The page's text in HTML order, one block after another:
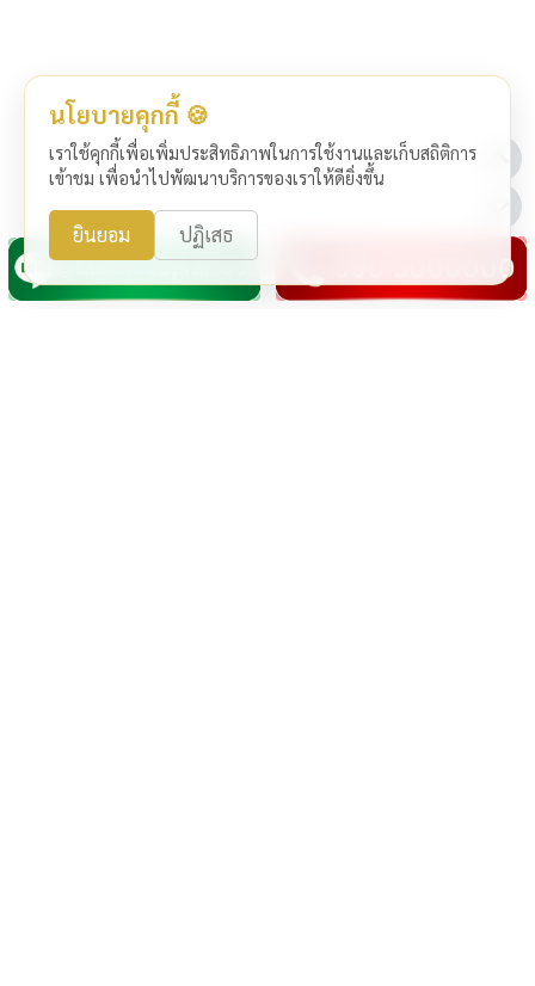
นโยบายคุกกี้ 🍪
เราใช้คุกกี้เพื่อเพิ่มประสิทธิภาพในการใช้งานและเก็บสถิติการ
เข้าชม เพื่อนำไปพัฒนาบริการของเราให้ดียิ่งขึ้น
ยินยอม ปฏิเสธ